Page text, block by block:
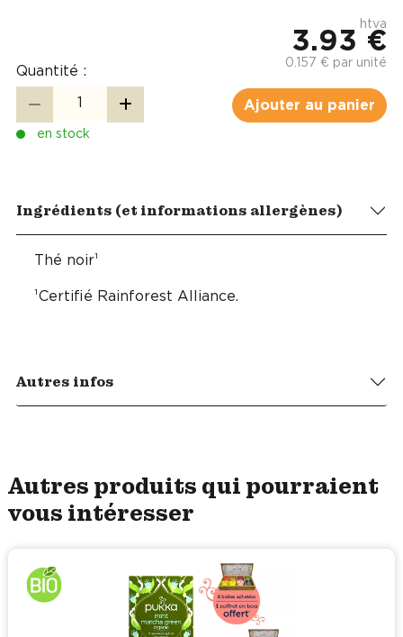
Quantité :
htva
3.93 €
0.157 € par unité
Ajouter au panier
en stock
Ingrédients (et informations allergènes)
Thé noir¹
¹Certifié Rainforest Alliance.
Autres infos
Autres produits qui pourraient
vous intéresser